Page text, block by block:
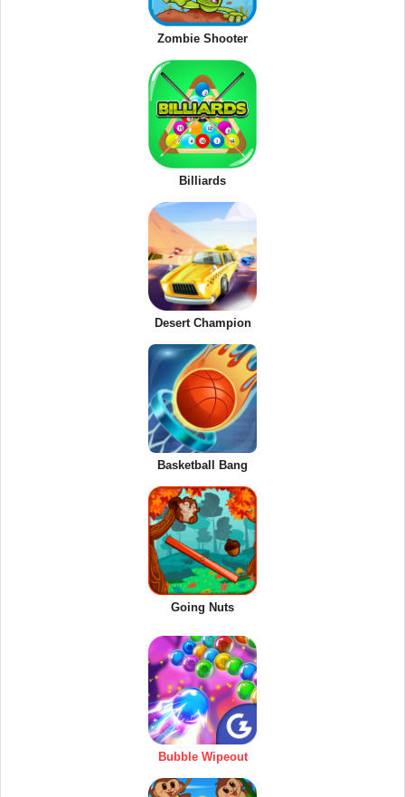
Zombie Shooter
Billiards
Desert Champion
Basketball Bang
Going Nuts
Bubble Wipeout